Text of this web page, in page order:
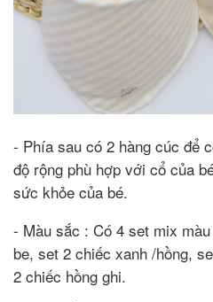
- Phía sau có 2 hàng cúc để
độ rộng phù hợp với cổ của
sức khỏe của bé.
- Màu sắc : Có 4 set mix
be, set 2 chiếc xanh /hồng,
2 chiếc hồng ghi.